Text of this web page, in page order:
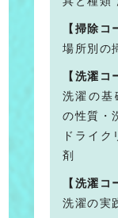
【掃除コ
場所別の
【洗濯コ
洗濯の基
の性質・
ドライ
剤
【洗濯コ
洗濯の実